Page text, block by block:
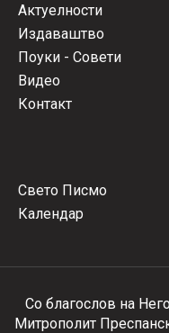
Актуелности
Издаваштво
Поуки - Совети
Видео
Контакт
Свето Писмо
Календар
Со благослов на
Митрополит